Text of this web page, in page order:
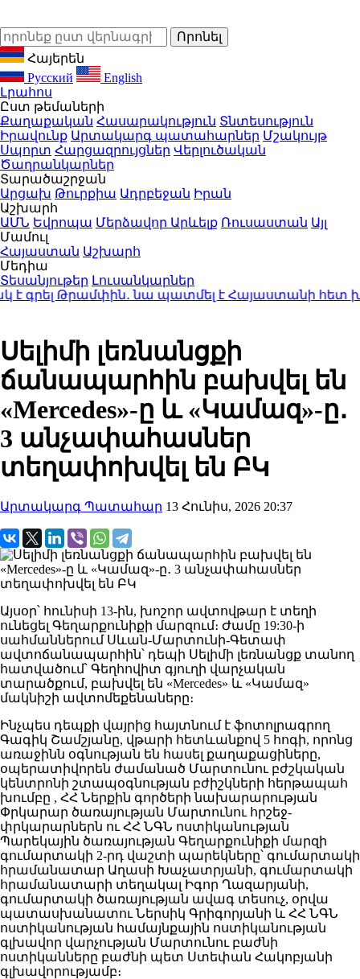
Հայերեն
Русский
English
Լրահոս
Ըստ թեմաների
Քաղաքական Հասարակություն Տնտեսություն
Իրավունք Արտակարգ պատահարներ Մշակույթ
Սպորտ Հարցազրույցներ Վերլուծական
Ծաղրանկարներ
Տարածաշրջան
Արցախ Թուրքիա Ադրբեջան Իրան
Աշխարհ
ԱՄՆ Եվրոպա Մերձավոր Արևելք Ռուսաստան Այլ
Մամուլ
Հայաստան Աշխարհ
Մեդիա
Տեսանյութեր Լուսանկարներ
Թրամփին․ նա պատմել է Հայաստանի հետ
Սելիմի լեռնանցքի
ճանապարհին բախվել են
«Mercedes»-ը և «Կամազ»-ը․
3 անչափահասներ
տեղափոխվել են ԲԿ
Արտակարգ Պատահար 13 Հունիս, 2026 20:37
Այսօր՝ հունիսի 13-ին, խոշոր ավտովթար է տեղի
ունեցել Գեղարքունիքի մարզում։ Ժամը 19:30-ի
սահմաններում Սևան-Մարտունի-Գետափ
ավտոճանապարհին՝ դեպի Սելիմի լեռնանցք տանող
հատվածում՝ Գեղհովիտ գյուղի վարչական
տարածքում, բախվել են «Mercedes» և «Կամազ»
մակնիշի ավտոմեքենաները։
Ինչպես դեպքի վայրից հայտնում է ֆոտոլրագրող
Գագիկ Շամշյանը, վթարի հետևանքով 5 հոգի, որոնց
առաջինն օգնության են հասել քաղաքացիները,
օպերատիվորեն ժամանած Մարտունու բժշկական
կենտրոնի շտապօգնության բժիշկների հերթապահ
խումբը , ՀՀ Ներքին գործերի նախարարության
Փրկարար ծառայության Մարտունու հրշեջ-
փրկարարներն ու ՀՀ ՆԳՆ ոստիկանության
Պարեկային ծառայության Գեղարքունիքի մարզի
գումարտակի 2-րդ վաշտի պարեկները՝ գումարտակի
հրամանատար Աղասի Խաչատրյանի, գումարտակի
հրամանատարի տեղակալ Իգոր Ղազարյանի,
գումարտակի ծառայության ավագ տեսուչ, օրվա
պատասխանատու Ներսիկ Գրիգորյանի և ՀՀ ՆԳՆ
ոստիկանության համայնքային ոստիկանության
գլխավոր վարչության Մարտունու բաժնի
ոստիկանները բաժնի պետ Ստեփան Հակոբյանի
գլխավորությամբ։